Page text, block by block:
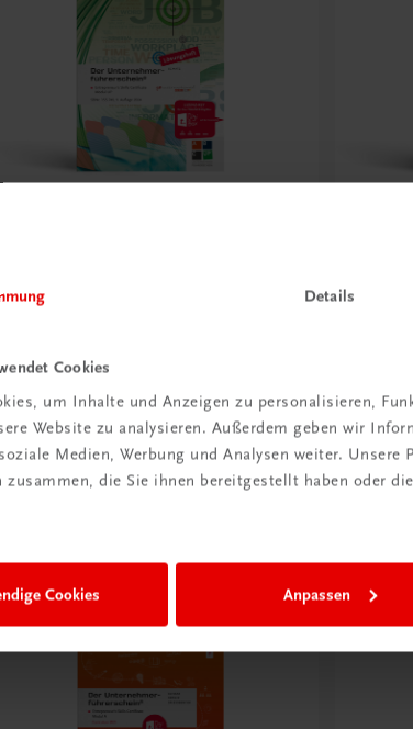
Details
Cookies
um Inhalte und Anzeigen zu personalisieren,
Website zu analysieren. Außerdem geben wir
Medien, Werbung und Analysen weiter.
zusammen, die Sie ihnen bereitgestellt haben oder
Cookies Anpassen
Modul UP – Lösungsheft
€ 10,00
–
€ 10,00